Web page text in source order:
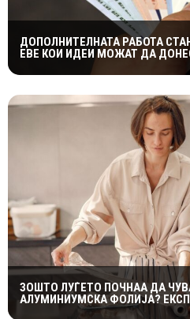
ДОПОЛНИТЕЛНАТА РАБОТА
ЕВЕ КОИ ИДЕИ МОЖАТ ДА
ЗОШТО ЛУЃЕТО ПОЧНАА ДА
АЛУМИНИУМСКА ФОЛИЈА?
ТРИКОТ НАВИСТИНА